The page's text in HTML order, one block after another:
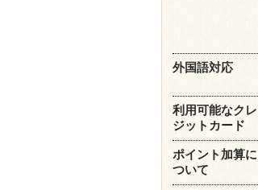
外国語対応
利用可能なクレ
ジットカード
ポイント加算に
ついて